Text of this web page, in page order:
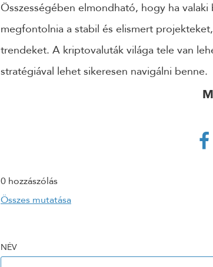
Összességében elmondható, hogy ha
megfontolnia a stabil és elismert
trendeket. A kriptovaluták világa tele van
stratégiával lehet sikeresen navigálni benne.
0 hozzászólás
Összes mutatása
NÉV